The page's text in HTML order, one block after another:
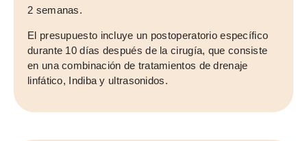
2 semanas.
El presupuesto incluye un postoperatorio específico
durante 10 días después de la cirugía, que consiste
en una combinación de tratamientos de drenaje
linfático, Indiba y ultrasonidos.